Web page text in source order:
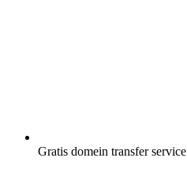
Gratis domein transfer service